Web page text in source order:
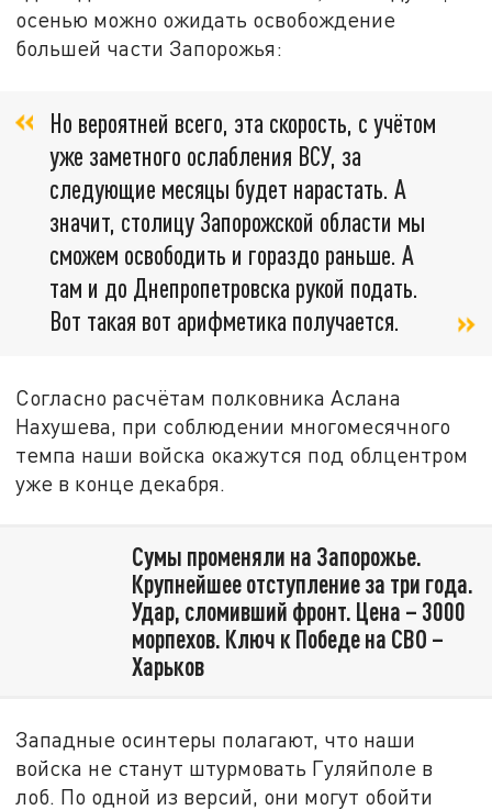
осенью можно ожидать освобождение
большей части Запорожья:
Но вероятней всего, эта скорость, с учётом
уже заметного ослабления ВСУ, за
следующие месяцы будет нарастать. А
значит, столицу Запорожской области мы
сможем освободить и гораздо раньше. А
там и до Днепропетровска рукой подать.
Вот такая вот арифметика получается.
Согласно расчётам полковника Аслана
Нахушева, при соблюдении многомесячного
темпа наши войска окажутся под облцентром
уже в конце декабря.
Сумы променяли на Запорожье.
Крупнейшее отступление за три года.
Удар, сломивший фронт. Цена – 3000
морпехов. Ключ к Победе на СВО –
Харьков
Западные осинтеры полагают, что наши
войска не станут штурмовать Гуляйполе в
лоб. По одной из версий, они могут обойти